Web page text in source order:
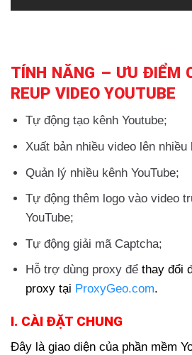
TÍNH NĂNG – ƯU ĐIỂM
REUP VIDEO YOUTUBE
Tự động tạo kênh Youtube;
Xuất bản nhiều video lên nhiều
Quản lý nhiều kênh YouTube;
Tự động thêm logo vào video
YouTube;
Tự động giải mã Captcha;
Hỗ trợ dùng proxy để thay đổi
proxy tại ProxyGeo.com.
I. CÀI ĐẶT CHUNG
Đây là giao diện của phần mềm